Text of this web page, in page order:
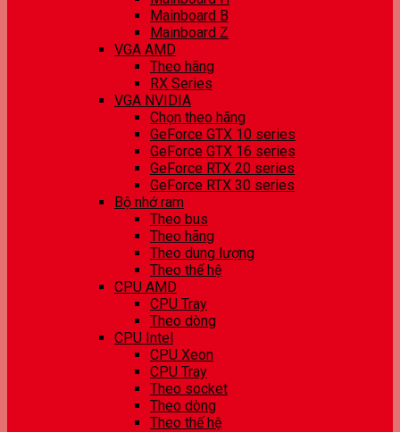
Mainboard B
Mainboard Z
VGA AMD
Theo hãng
RX Series
VGA NVIDIA
Chọn theo hãng
GeForce GTX 10 series
GeForce GTX 16 series
GeForce RTX 20 series
GeForce RTX 30 series
Bộ nhớ ram
Theo bus
Theo hãng
Theo dung lượng
Theo thế hệ
CPU AMD
CPU Tray
Theo dòng
CPU Intel
CPU Xeon
CPU Tray
Theo socket
Theo dòng
Theo thế hệ